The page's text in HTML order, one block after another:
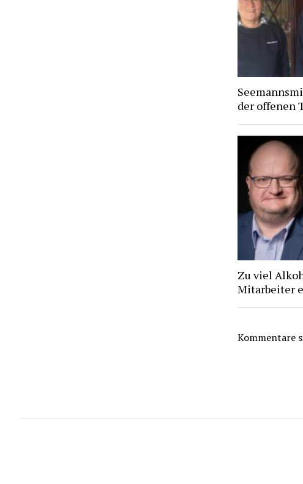
der offenen
Zu viel
Mitarbeiter
Kommentare